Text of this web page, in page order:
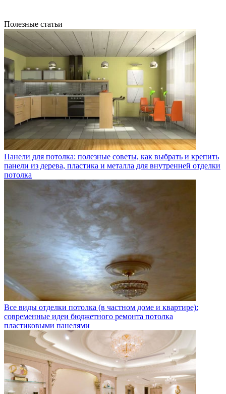
Полезные статьи
Панели для потолка: полезные советы, как выбрать и крепить
панели из дерева, пластика и металла для внутренней отделки
потолка
Все виды отделки потолка (в частном доме и квартире):
современные идеи бюджетного ремонта потолка
пластиковыми панелями